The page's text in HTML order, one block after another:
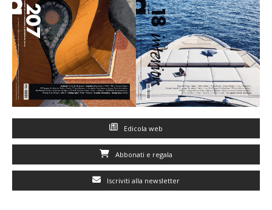
Edicola web
Abbonati e regala
Iscriviti alla newsletter